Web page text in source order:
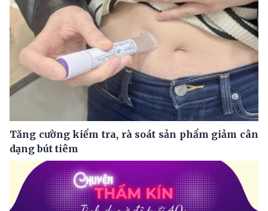
Tăng cường kiểm tra, rà soát sản phẩm giảm cân
dạng bút tiêm